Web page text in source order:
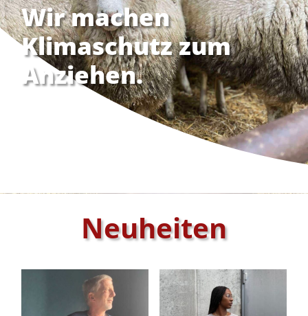
Wir machen
Klimaschutz zum
Anziehen.
Neuheiten